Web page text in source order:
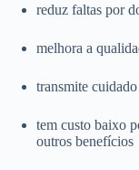
reduz faltas por
melhora a
transmite cuidado
tem custo baixo
outros benefícios